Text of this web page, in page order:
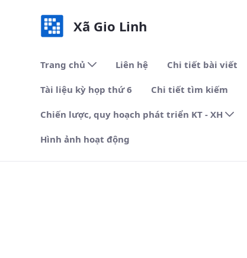
Xã Gio Linh
Trang chủ Liên hệ Chi tiết bài viết
Tài liệu kỳ họp thứ 6 Chi tiết tìm kiếm
Chiến lược, quy hoạch phát triển KT - XH
Hình ảnh hoạt động